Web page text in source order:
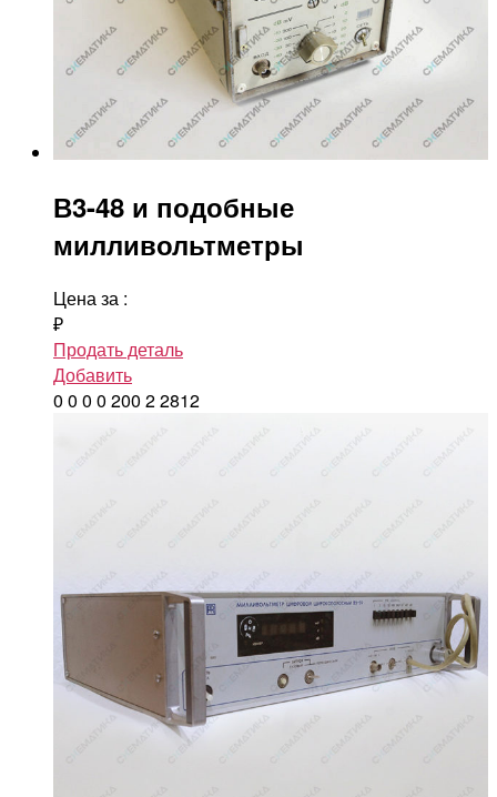
В3-48 и подобные
милливольтметры
Цена за :
₽
Продать деталь
Добавить
0 0 0 0 200 22812